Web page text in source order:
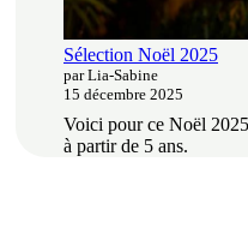
Sélection Noël 2025
par Lia-Sabine
15 décembre 2025
Voici pour ce Noël
à partir de 5 ans.